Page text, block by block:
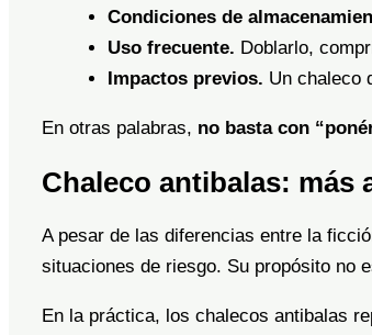
Condiciones de
Uso frecuente. Doblarlo,
Impactos previos. Un chaleco
En otras palabras, no basta con
Chaleco antibalas: más
A pesar de las diferencias entre la
situaciones de riesgo. Su propósito no
En la práctica, los chalecos antibalas